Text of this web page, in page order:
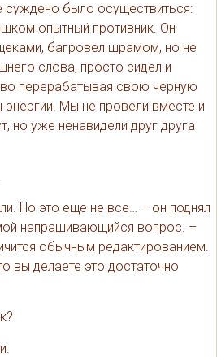
было осуществиться:
опытный противник. Он
багровел шрамом, но не
слова, просто сидел и
перерабатывая свою черную
Мы не провели вместе и
но уже ненавидели друг друга
Но это еще не все… – он поднял
напрашивающийся вопрос. –
обычным редактированием.
вы делаете это достаточно